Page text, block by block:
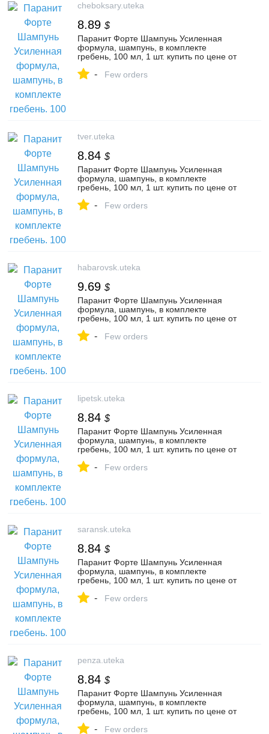
cheboksary.uteka
8.89 $
Паранит Форте Шампунь Усиленная
формула, шампунь, в комплекте
гребень, 100 мл, 1 шт. купить по цене от
доставкой в аптеку, инструкция по
- Few orders
tver.uteka
8.84 $
Паранит Форте Шампунь Усиленная
формула, шампунь, в комплекте
гребень, 100 мл, 1 шт. купить по цене от
аптеку, инструкция по применению,
- Few orders
habarovsk.uteka
9.69 $
Паранит Форте Шампунь Усиленная
формула, шампунь, в комплекте
гребень, 100 мл, 1 шт. купить по цене от
доставкой в аптеку, инструкция по
- Few orders
lipetsk.uteka
8.84 $
Паранит Форте Шампунь Усиленная
формула, шампунь, в комплекте
гребень, 100 мл, 1 шт. купить по цене от
в аптеку, инструкция по применению,
- Few orders
saransk.uteka
8.84 $
Паранит Форте Шампунь Усиленная
формула, шампунь, в комплекте
гребень, 100 мл, 1 шт. купить по цене от
в аптеку, инструкция по применению,
- Few orders
penza.uteka
8.84 $
Паранит Форте Шампунь Усиленная
формула, шампунь, в комплекте
гребень, 100 мл, 1 шт. купить по цене от
аптеку, инструкция по применению,
- Few orders